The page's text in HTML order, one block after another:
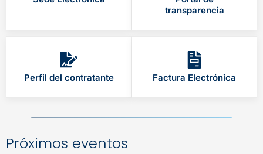
transparencia
Perfil del contratante Factura Electrónica
Próximos eventos